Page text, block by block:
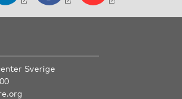
Sverige